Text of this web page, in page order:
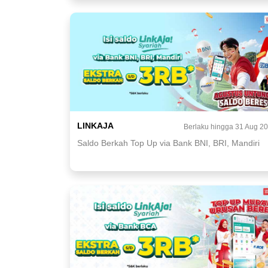
LINKAJA Berlaku hingga 31 Aug
Saldo Berkah Top Up via Bank BNI, BRI, Mandiri